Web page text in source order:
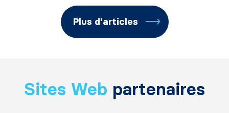
Plus d'articles
Sites Web partenaires